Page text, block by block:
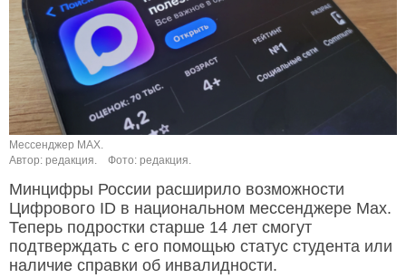
Мессенджер MAX.
Автор: редакция.
Фото: редакция.
Минцифры России расширило возможности
Цифрового ID в национальном мессенджере Мах.
Теперь подростки старше 14 лет смогут
подтверждать с его помощью статус студента или
наличие справки об инвалидности.